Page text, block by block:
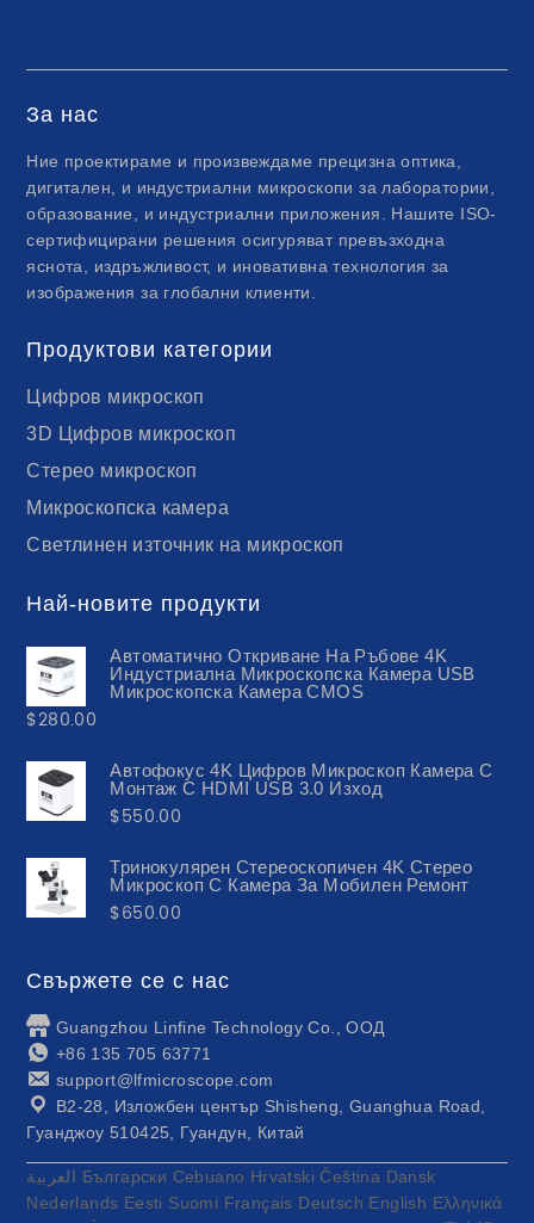
За нас
Ние проектираме и произвеждаме прецизна оптика,
дигитален, и индустриални микроскопи за лаборатории,
образование, и индустриални приложения. Нашите ISO-
сертифицирани решения осигуряват превъзходна
яснота, издръжливост, и иновативна технология за
изображения за глобални клиенти.
Продуктови категории
Цифров микроскоп
3D Цифров микроскоп
Стерео микроскоп
Микроскопска камера
Светлинен източник на микроскоп
Най-новите продукти
Автоматично Откриване На Ръбове 4K
Индустриална Микроскопска Камера USB
Микроскопска Камера CMOS
$280.00
Автофокус 4K Цифров Микроскоп Камера C
Монтаж С HDMI USB 3.0 Изход
$550.00
Тринокулярен Стереоскопичен 4K Стерео
Микроскоп С Камера За Мобилен Ремонт
$650.00
Свържете се с нас
Guangzhou Linfine Technology Co., ООД
+86 135 705 63771
support@lfmicroscope.com
B2-28, Изложбен център Shisheng, Guanghua Road,
Гуанджоу 510425, Гуандун, Китай
العربية Български Cebuano Hrvatski Čeština Dansk
Nederlands Eesti Suomi Français Deutsch English Ελληνικά